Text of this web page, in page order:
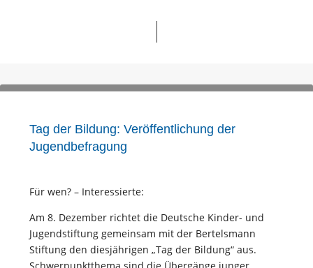
Tag der Bildung: Veröffentlichung der
Jugendbefragung
Für wen? – Interessierte:
Am 8. Dezember richtet die Deutsche Kinder- und
Jugendstiftung gemeinsam mit der Bertelsmann
Stiftung den diesjährigen „Tag der Bildung“ aus.